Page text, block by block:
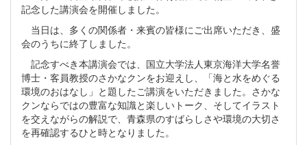
記念した講演会を開催しました。
当日は、多くの関係者・来賓の皆様にご出席いただき、盛
会のうちに終了しました。
記念すべき本講演会では、国立大学法人東京海洋大学名誉
博士・客員教授のさかなクンをお迎えし、「海と水をめぐる
環境のおはなし」と題したご講演をいただきました。さかな
クンならではの豊富な知識と楽しいトーク、そしてイラスト
を交えながらの解説で、青森県のすばらしさや環境の大切さ
を再確認するひと時となりました。